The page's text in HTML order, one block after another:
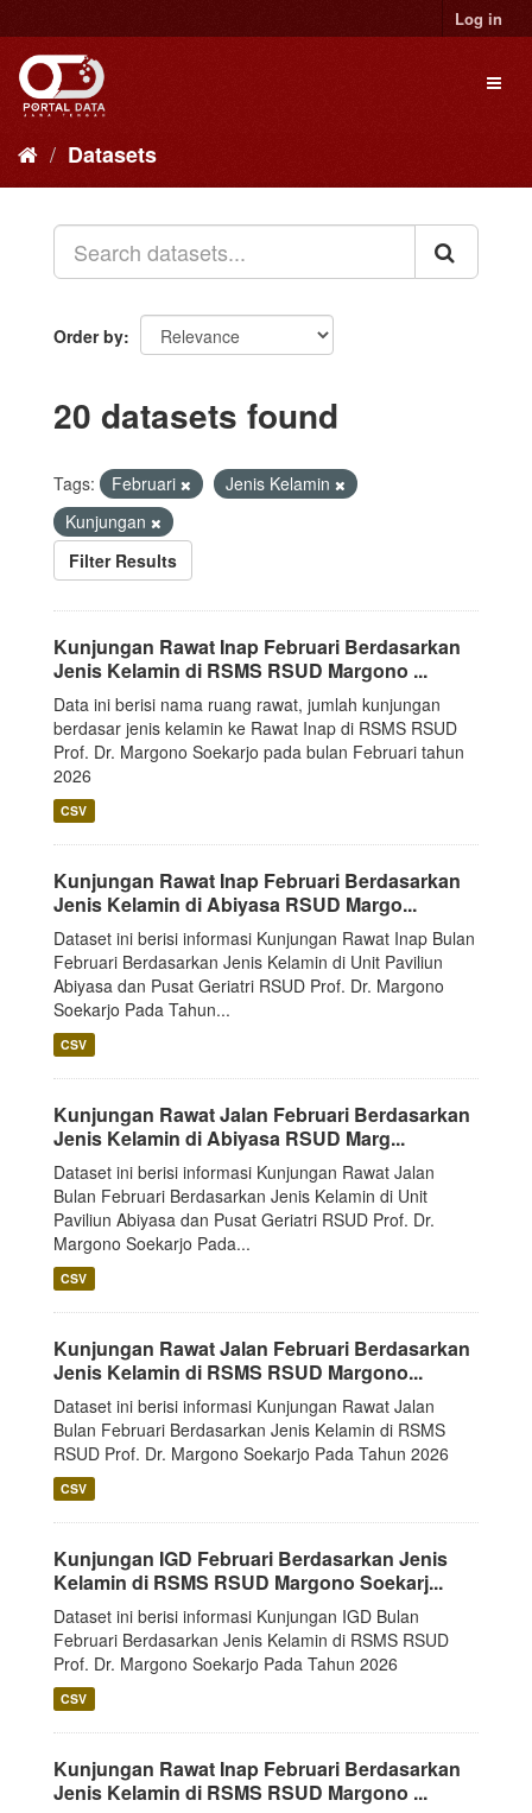
to
content
Log in
Datasets
Order by
20 datasets found
Tags: Februari
Jenis Kelamin
Kunjungan
Filter Results
Kunjungan Rawat Inap Februari Berdasarkan
Jenis Kelamin di RSMS RSUD Margono ...
Data ini berisi nama ruang rawat, jumlah kunjungan
berdasar jenis kelamin ke Rawat Inap di RSMS RSUD
Prof. Dr. Margono Soekarjo pada bulan Februari tahun
2026
CSV
Kunjungan Rawat Inap Februari Berdasarkan
Jenis Kelamin di Abiyasa RSUD Margo...
Dataset ini berisi informasi Kunjungan Rawat Inap Bulan
Februari Berdasarkan Jenis Kelamin di Unit Paviliun
Abiyasa dan Pusat Geriatri RSUD Prof. Dr. Margono
Soekarjo Pada Tahun...
CSV
Kunjungan Rawat Jalan Februari Berdasarkan
Jenis Kelamin di Abiyasa RSUD Marg...
Dataset ini berisi informasi Kunjungan Rawat Jalan
Bulan Februari Berdasarkan Jenis Kelamin di Unit
Paviliun Abiyasa dan Pusat Geriatri RSUD Prof. Dr.
Margono Soekarjo Pada...
CSV
Kunjungan Rawat Jalan Februari Berdasarkan
Jenis Kelamin di RSMS RSUD Margono...
Dataset ini berisi informasi Kunjungan Rawat Jalan
Bulan Februari Berdasarkan Jenis Kelamin di RSMS
RSUD Prof. Dr. Margono Soekarjo Pada Tahun 2026
CSV
Kunjungan IGD Februari Berdasarkan Jenis
Kelamin di RSMS RSUD Margono Soekarj...
Dataset ini berisi informasi Kunjungan IGD Bulan
Februari Berdasarkan Jenis Kelamin di RSMS RSUD
Prof. Dr. Margono Soekarjo Pada Tahun 2026
CSV
Kunjungan Rawat Inap Februari Berdasarkan
Jenis Kelamin di RSMS RSUD Margono ...